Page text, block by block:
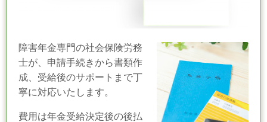
障害年金専門の社会保険労務
士が、申請手続きから書類作
成、受給後のサポートまで丁
寧に対応いたします。
費用は年金受給決定後の後払